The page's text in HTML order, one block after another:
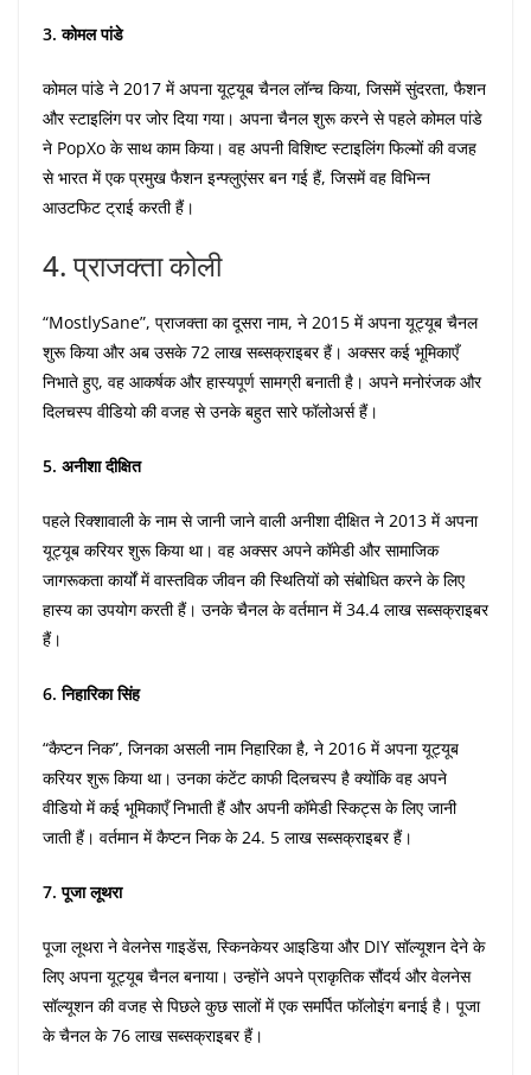
3. कोमल पांडे
कोमल पांडे ने 2017 में अपना यूट्यूब चैनल लॉन्च किया, जिसमें सुंदरता, फैशन
और स्टाइलिंग पर जोर दिया गया। अपना चैनल शुरू करने से पहले कोमल पांडे
ने PopXo के साथ काम किया। वह अपनी विशिष्ट स्टाइलिंग फिल्मों की वजह
से भारत में एक प्रमुख फैशन इन्फ्लुएंसर बन गई हैं, जिसमें वह विभिन्न
आउटफिट ट्राई करती हैं।
4. प्राजक्ता कोली
“MostlySane”, प्राजक्ता का दूसरा नाम, ने 2015 में अपना यूट्यूब चैनल
शुरू किया और अब उसके 72 लाख सब्सक्राइबर हैं। अक्सर कई भूमिकाएँ
निभाते हुए, वह आकर्षक और हास्यपूर्ण सामग्री बनाती है। अपने मनोरंजक और
दिलचस्प वीडियो की वजह से उनके बहुत सारे फॉलोअर्स हैं।
5. अनीशा दीक्षित
पहले रिक्शावाली के नाम से जानी जाने वाली अनीशा दीक्षित ने 2013 में अपना
यूट्यूब करियर शुरू किया था। वह अक्सर अपने कॉमेडी और सामाजिक
जागरूकता कार्यों में वास्तविक जीवन की स्थितियों को संबोधित करने के लिए
हास्य का उपयोग करती हैं। उनके चैनल के वर्तमान में 34.4 लाख सब्सक्राइबर
हैं।
6. निहारिका सिंह
“कैप्टन निक”, जिनका असली नाम निहारिका है, ने 2016 में अपना यूट्यूब
करियर शुरू किया था। उनका कंटेंट काफी दिलचस्प है क्योंकि वह अपने
वीडियो में कई भूमिकाएँ निभाती हैं और अपनी कॉमेडी स्किट्स के लिए जानी
जाती हैं। वर्तमान में कैप्टन निक के 24. 5 लाख सब्सक्राइबर हैं।
7. पूजा लूथरा
पूजा लूथरा ने वेलनेस गाइडेंस, स्किनकेयर आइडिया और DIY सॉल्यूशन देने के
लिए अपना यूट्यूब चैनल बनाया। उन्होंने अपने प्राकृतिक सौंदर्य और वेलनेस
सॉल्यूशन की वजह से पिछले कुछ सालों में एक समर्पित फॉलोइंग बनाई है। पूजा
के चैनल के 76 लाख सब्सक्राइबर हैं।